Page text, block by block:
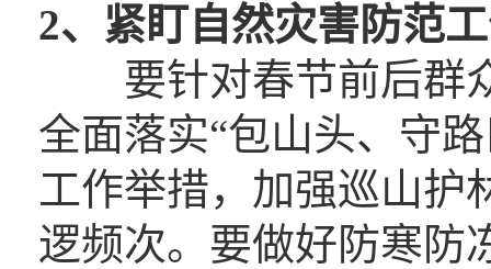
2、 紧盯自然灾害防范
要针对春节前后群众
全面落实“包山头、守
工作举措，加强巡山护
逻频次。要做好防寒防